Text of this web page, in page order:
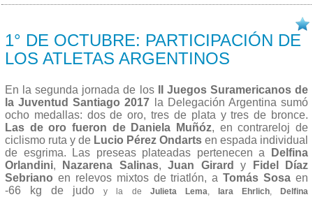
1° DE OCTUBRE: PARTICIPACIÓN DE
LOS ATLETAS ARGENTINOS
En la segunda jornada de los
II Juegos Suramericanos de
la Juventud Santiago 2017 la Delegación Argentina sumó
ocho medallas: dos de oro, tres de plata y tres de bronce.
Las de oro fueron de
Daniela Muñóz, en contrareloj de
ciclismo ruta y de Lucio Pérez Ondarts en espada individual
de esgrima. Las preseas plateadas pertenecen a
Delfina
Orlandini, Nazarena Salinas,Juan Girardy
Fidel Díaz
Sebriano en relevos mixtos de triatlón, aTomás Sosa en
-66 kg de judoy la de Julieta Lema Iara Ehrlich,
Delfina